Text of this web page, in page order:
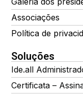
Associações
Política de
Soluções
Ide.all
Certificata –